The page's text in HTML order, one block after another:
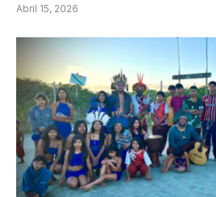
Abril 15, 2026